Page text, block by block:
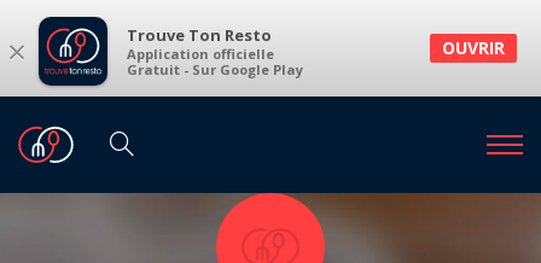
× Trouve Ton Resto
Application officielle
Gratuit - Sur Google Play
OUVRIR